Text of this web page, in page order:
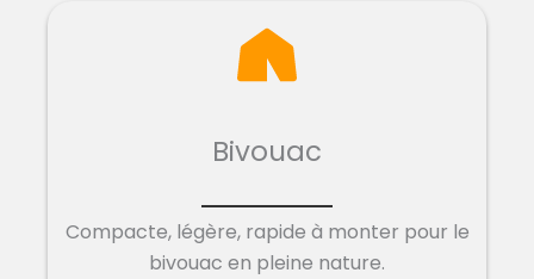
Bivouac
Compacte, légère, rapide à monter pour le
bivouac en pleine nature.